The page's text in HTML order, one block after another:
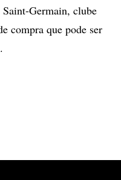
Germain, clube
compra que pode ser